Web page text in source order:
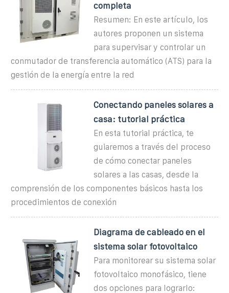
completa
Resumen: En este artículo, los
autores proponen un sistema
para supervisar y controlar un
conmutador de transferencia automático (ATS) para la
gestión de la energía entre la red
Conectando paneles solares a
casa: tutorial práctica
En esta tutorial práctica, te
guiaremos a través del proceso
de cómo conectar paneles
solares a las casas, desde la
comprensión de los componentes básicos hasta los
procedimientos de conexión
Diagrama de cableado en el
sistema solar fotovoltaico
Para monitorear su sistema solar
fotovoltaico monofásico, tiene
dos opciones para lograrlo: